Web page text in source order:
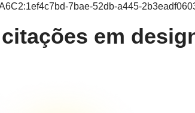
7bae-52db-a445-
em